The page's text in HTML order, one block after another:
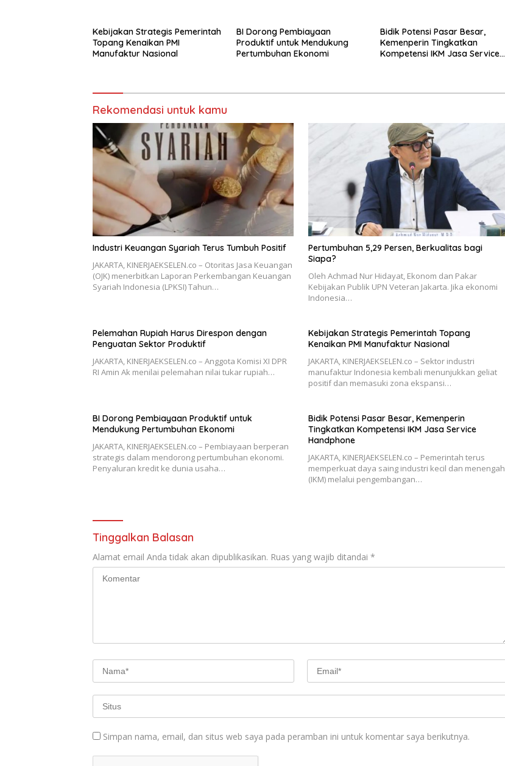
Kebijakan Strategis Pemerintah
Topang Kenaikan PMI
Manufaktur Nasional
BI Dorong Pembiayaan
Produktif untuk Mendukung
Pertumbuhan Ekonomi
Bidik Potensi Pasar Besar,
Kemenperin Tingkatkan
Kompetensi IKM Jasa Service
Rekomendasi untuk kamu
Industri Keuangan Syariah Terus Tumbuh Positif
JAKARTA, KINERJAEKSELEN.co – Otoritas Jasa Keuangan
(OJK) menerbitkan Laporan Perkembangan Keuangan
Syariah Indonesia (LPKSI) Tahun…
Pertumbuhan 5,29 Persen, Berkualitas bagi
Siapa?
Oleh Achmad Nur Hidayat, Ekonom dan Pakar
Kebijakan Publik UPN Veteran Jakarta. Jika ekonomi
Indonesia…
Pelemahan Rupiah Harus Direspon dengan
Penguatan Sektor Produktif
JAKARTA, KINERJAEKSELEN.co – Anggota Komisi XI DPR
RI Amin Ak menilai pelemahan nilai tukar rupiah…
Kebijakan Strategis Pemerintah Topang
Kenaikan PMI Manufaktur Nasional
JAKARTA, KINERJAEKSELEN.co – Sektor industri
manufaktur Indonesia kembali menunjukkan geliat
positif dan memasuki zona ekspansi…
BI Dorong Pembiayaan Produktif untuk
Mendukung Pertumbuhan Ekonomi
JAKARTA, KINERJAEKSELEN.co – Pembiayaan berperan
strategis dalam mendorong pertumbuhan ekonomi.
Penyaluran kredit ke dunia usaha…
Bidik Potensi Pasar Besar, Kemenperin
Tingkatkan Kompetensi IKM Jasa Service
Handphone
JAKARTA, KINERJAEKSELEN.co – Pemerintah terus
memperkuat daya saing industri kecil dan menengah
(IKM) melalui pengembangan…
Tinggalkan Balasan
Alamat email Anda tidak akan dipublikasikan. Ruas yang wajib ditandai *
Simpan nama, email, dan situs web saya pada peramban ini untuk komentar saya berikutnya.